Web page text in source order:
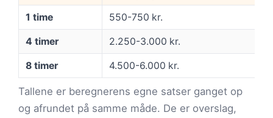
1 time 550-750 kr.
4 timer 2.250-3.000 kr.
8 timer 4.500-6.000 kr.
Tallene er beregnerens egne satser ganget op
og afrundet på samme måde. De er overslag,